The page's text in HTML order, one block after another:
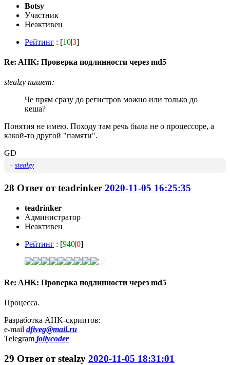
Botsy
Участник
Неактивен
Рейтинг : [10|3]
Re: AHK: Проверка подлинности через md5
stealzy пишет:
Че прям сразу до регистров можно или только до
кеша?
Понятия не имею. Походу там речь была не о процессоре, а
какой-то другой "памяти".
GD
- stealzy
28 Ответ отteadrinker 2020-11-05 16:25:35
teadrinker
Администратор
Неактивен
Рейтинг : [940|0]
Re: AHK: Проверка подлинности через md5
Процесса.
Разработка AHK-скриптов:
e-mail dfiveg@mail.ru
Telegram jollycoder
29 Ответ отstealzy 2020-11-05 18:31:01